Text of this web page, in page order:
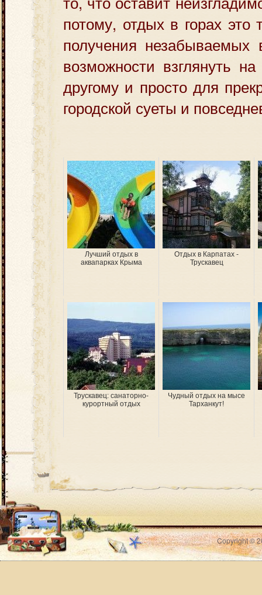
потому, отдых в горах это
получения незабываемых
возможности взглянуть
другому и просто для
городской суеты и
Лучший отдых в
аквапарках Крыма
Отдых в Карпатах -
Трускавец
Трускавец: санаторно-
курортный отдых
Чудный отдых на мысе
Тарханкут!
Copyright ©